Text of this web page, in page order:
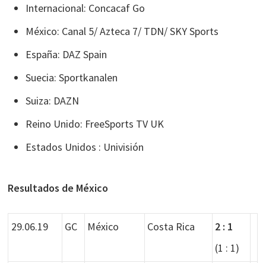
Internacional: Concacaf Go
México: Canal 5/ Azteca 7/ TDN/ SKY Sports
España: DAZ Spain
Suecia: Sportkanalen
Suiza: DAZN
Reino Unido: FreeSports TV UK
Estados Unidos : Univisión
Resultados de México
29.06.19 GC México Costa Rica
2 : 1
(1 : 1)